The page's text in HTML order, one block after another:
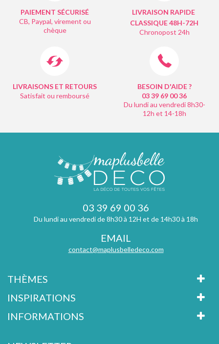
PAIEMENT SÉCURISÉ
CB, Paypal, virement ou
chèque
LIVRAISON RAPIDE
CLASSIQUE 48H-72H
Chronopost 24h
LIVRAISONS ET RETOURS
Satisfait ou remboursé
BESOIN D'AIDE ?
03 39 69 0036
Du lundi au vendredi 8h30-
12h et 14-18h
03 39 69 00 36
Du lundi au vendredi de 8h30 à 12H et de 14h30 à 18h
EMAIL
contact@maplusbelledeco.com
THÈMES
INSPIRATIONS
INFORMATIONS